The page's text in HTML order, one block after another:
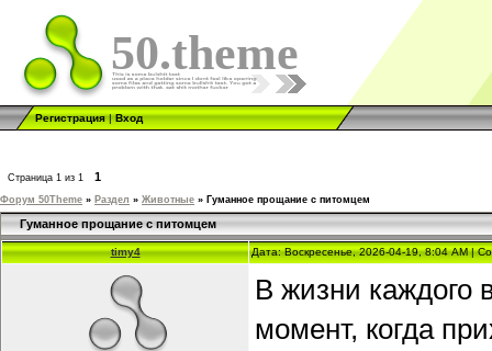
50.theme
Регистрация|Вход
Страница 1 из 1 1
Форум 50Theme » Раздел » Животные » Гуманное прощание с питомцем
Гуманное прощание с питомцем
timy4 Дата: Воскресенье, 2026-04-19, 8:04 AM |
В жизни каждого
момент, когда